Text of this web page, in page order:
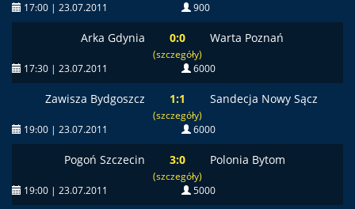
17:00 | 23.07.2011 900
Arka Gdynia 0:0
(szczegóły)
Warta Poznań
17:30 | 23.07.2011 6000
Zawisza Bydgoszcz 1:1
(szczegóły)
Sandecja Nowy Sącz
19:00 | 23.07.2011 6000
Pogoń Szczecin 3:0
(szczegóły)
Polonia Bytom
19:00 | 23.07.2011 5000